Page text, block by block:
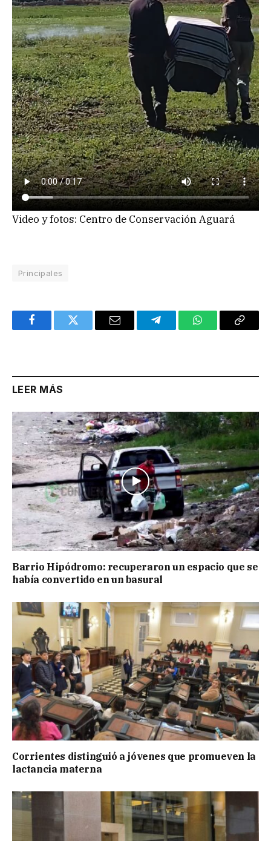
Video y fotos: Centro de Conservación Aguará
Principales
FacebookTwitter Email TelegramWhatsAppCopy
LEER MÁS
Barrio Hipódromo: recuperaron un espacio que se
había convertido en un basural
Corrientes distinguió a jóvenes que promueven la
lactancia materna